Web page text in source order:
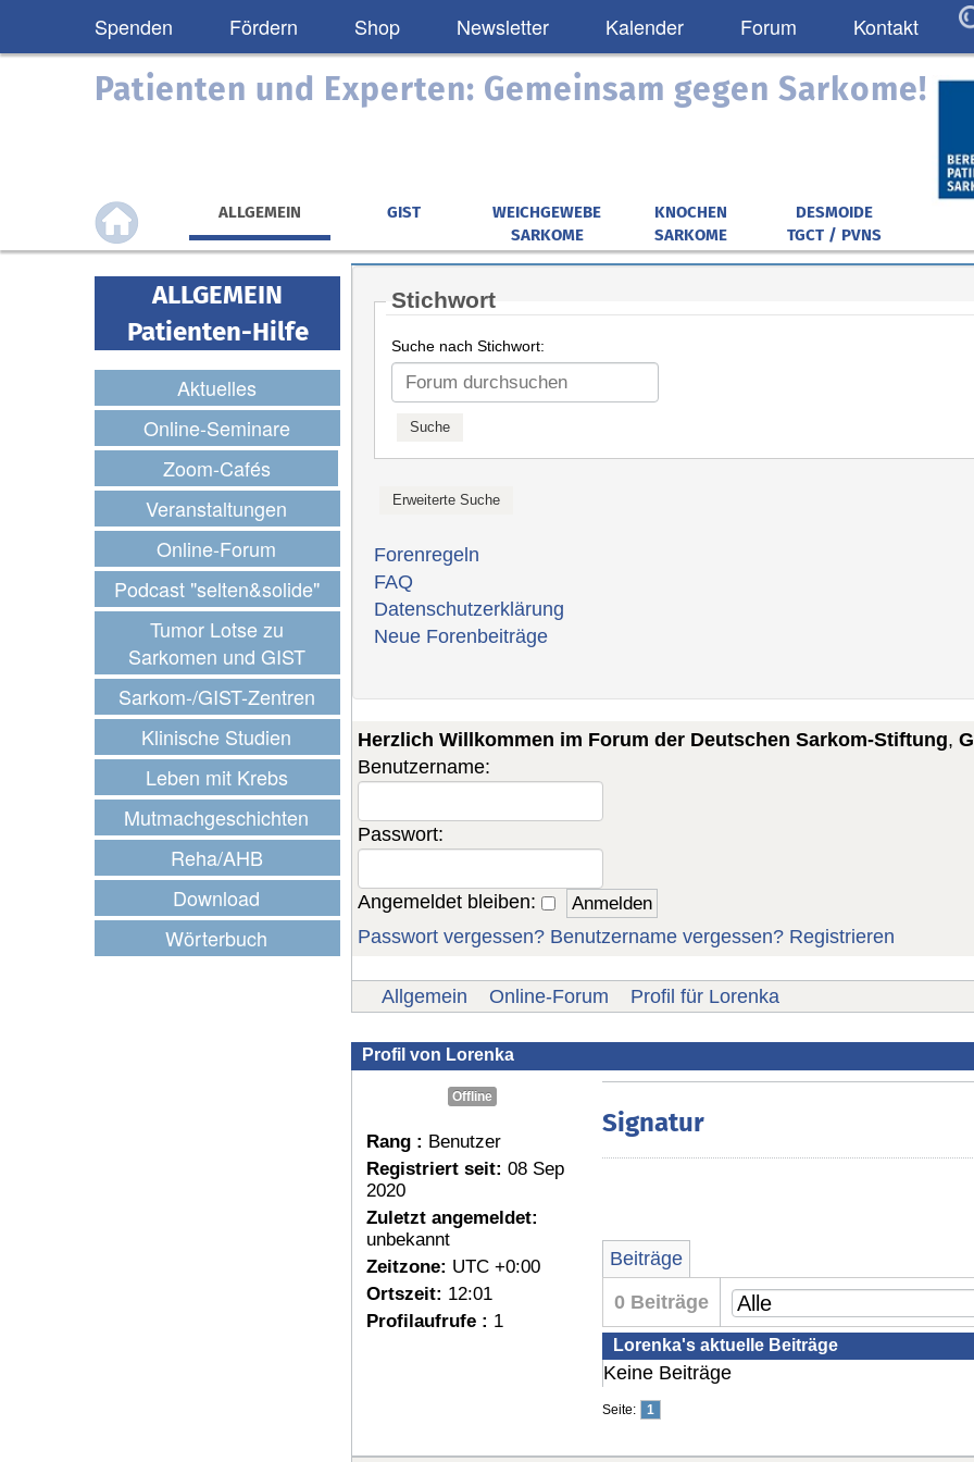
Spenden Fördern Shop Newsletter Kalender Forum Kontakt
Patienten und Experten: Gemeinsam gegen Sarkome!
ALLGEMEIN GIST
WEICHGEWEBE
SARKOME
KNOCHEN
SARKOME
DESMOIDE
TGCT / PVNS
ALLGEMEIN
Patienten-Hilfe
Aktuelles
Online-Seminare
Zoom-Cafés
Veranstaltungen
Online-Forum
Podcast "selten&solide"
Tumor Lotse zu
Sarkomen und GIST
Sarkom-/GIST-Zentren
Klinische Studien
Leben mit Krebs
Mutmachgeschichten
Reha/AHB
Download
Wörterbuch
Stichwort
Suche nach Stichwort:
Forenregeln
FAQ
Datenschutzerklärung
Neue Forenbeiträge
Herzlich Willkommen im Forum der Deutschen Sarkom-Stiftung,
Benutzername:
Passwort:
Angemeldet bleiben:
Passwort vergessen? Benutzername vergessen? Registrieren
Allgemein Online-Forum Profil für Lorenka
Profil von Lorenka
Offline
Rang : Benutzer
Registriert seit: 08 Sep
2020
Zuletzt angemeldet:
unbekannt
Zeitzone: UTC +0:00
Ortszeit: 12:01
Profilaufrufe : 1
Signatur
Beiträge
0 Beiträge
Lorenka's aktuelle Beiträge
Keine Beiträge
Seite: 1